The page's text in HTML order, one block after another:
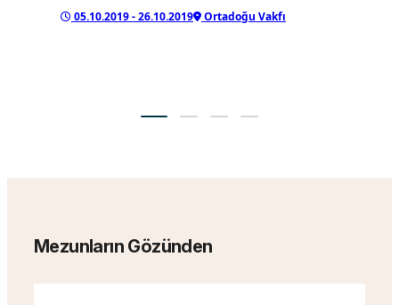
05.10.2019 - 26.10.2019 Ortadoğu Vakfı
Mezunların Gözünden